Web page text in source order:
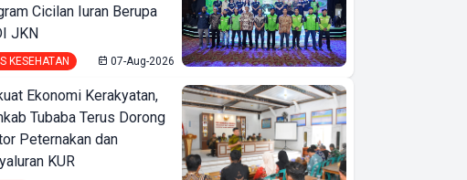
Cicilan Iuran Berupa
JKN
KESEHATAN 07-Aug-2026
Ekonomi Kerakyatan,
Tubaba Terus Dorong
Peternakan dan
KUR